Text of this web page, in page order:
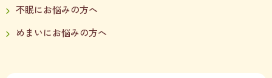
不眠にお悩みの方へ
めまいにお悩みの方へ